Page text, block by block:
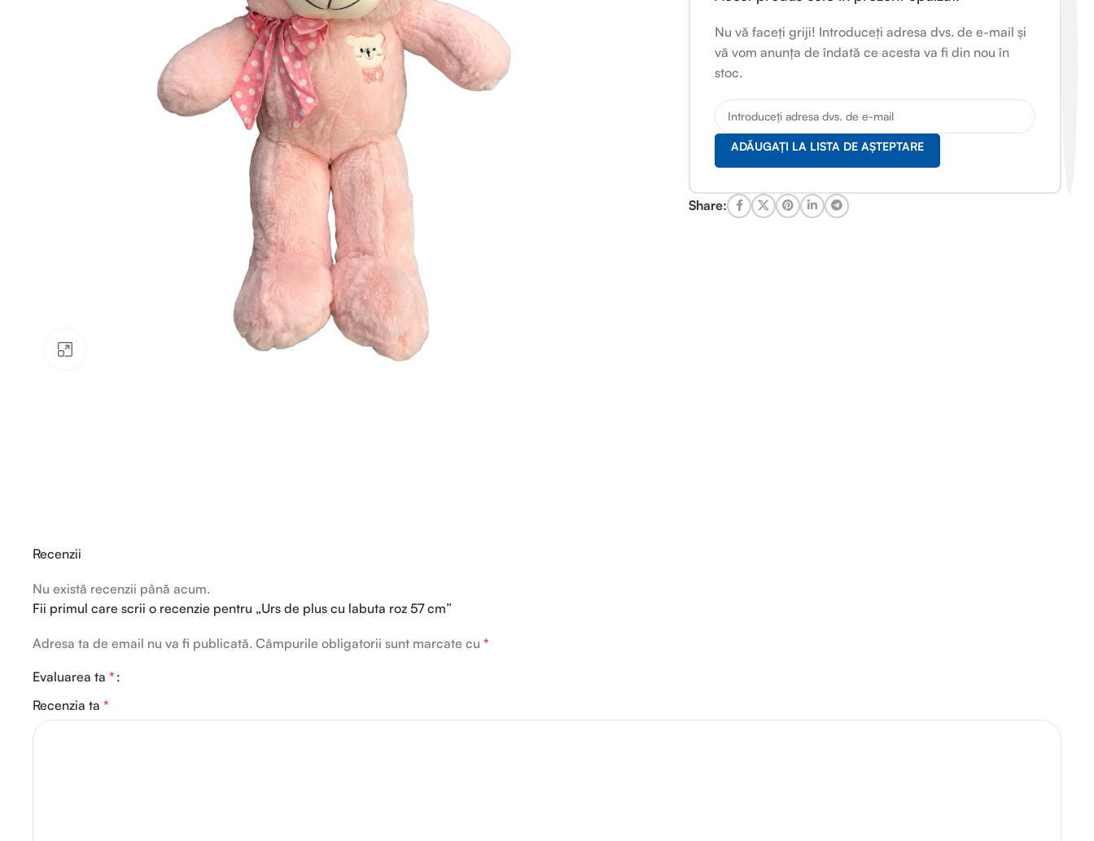
Nu vă faceți griji! Introduceți adresa dvs. de e-mail și
vă vom anunța de îndată ce acesta va fi din nou în
stoc.
ADĂUGAȚI LA LISTA DE AȘTEPTARE
Share:
Recenzii
Nu există recenzii până acum.
Fii primul care scrii o recenzie pentru „Urs de plus cu labuta roz 57 cm”
Adresa ta de email nu va fi publicată. Câmpurile obligatorii sunt marcate cu *
Evaluarea ta *
Recenzia ta *